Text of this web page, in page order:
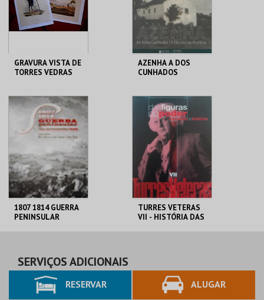
COMPRAR COMPRAR
GRAVURA VISTA DE
TORRES VEDRAS
VEDRAS
MAIS INFO
COMPRAR
AZENHA A DOS
CUNHADOS
VEDRAS
MAIS INFO
COMPRAR
1807 1814 GUERRA
PENINSULAR
MAIS INFO
TURRES VETERAS
VII - HISTÓRIA DAS
MAIS INFO
SERVIÇOS ADICIONAIS
RESERVAR ALUGAR